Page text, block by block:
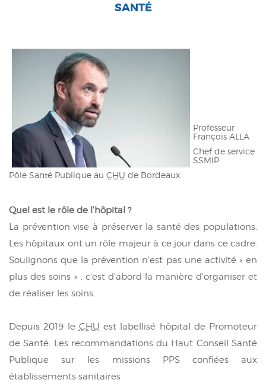
SANTÉ
Professeur
François ALLA
Chef de service
SSMIP
Pôle Santé Publique au CHU de Bordeaux
Quel est le rôle de l'hôpital ?
La prévention vise à préserver la santé des populations.
Les hôpitaux ont un rôle majeur à ce jour dans ce cadre.
Soulignons que la prévention n'est pas une activité « en
plus des soins » : c'est d'abord la manière d'organiser et
de réaliser les soins.
Depuis 2019 le CHU est labellisé hôpital de Promoteur
de Santé. Les recommandations du Haut Conseil Santé
Publique sur les missions PPS confiées aux
établissements sanitaires